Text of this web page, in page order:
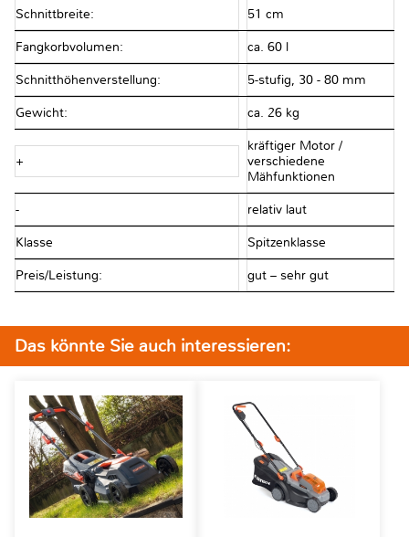
Schnittbreite: 51 cm
Fangkorbvolumen: ca. 60 l
Schnitthöhenverstellung: 5-stufig, 30 - 80 mm
Gewicht: ca. 26 kg
+
kräftiger Motor /
verschiedene
Mähfunktionen
- relativ laut
Klasse Spitzenklasse
Preis/Leistung: gut – sehr gut
Das könnte Sie auch interessieren: